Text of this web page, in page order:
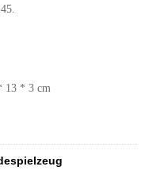
13 * 3 cm